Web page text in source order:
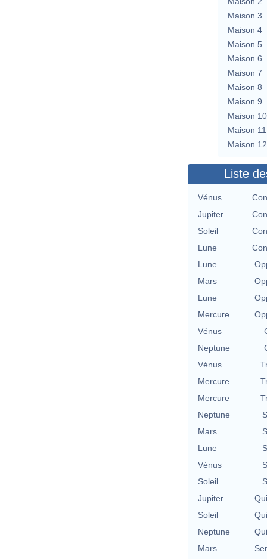
Maison 3
Maison 4
Maison 5
Maison 6
Maison 7
Maison 8
Maison 9
Maison 10
Maison 11
Maison 12
Liste
Vénus
Jupiter
Soleil
Lune
Lune
Mars
Lune
Mercure
Vénus
Neptune
Vénus
Mercure
Mercure
Neptune
Mars
Lune
Vénus
Soleil
Jupiter
Soleil
Neptune
Mars